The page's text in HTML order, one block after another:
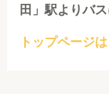
田」駅よりバ
トップページ